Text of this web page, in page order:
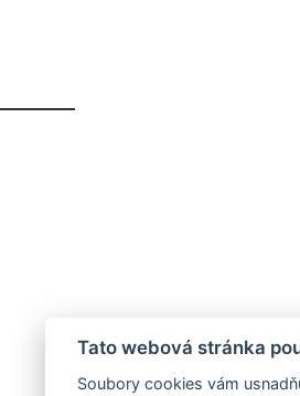
Tato webová stránka
Soubory cookies vám